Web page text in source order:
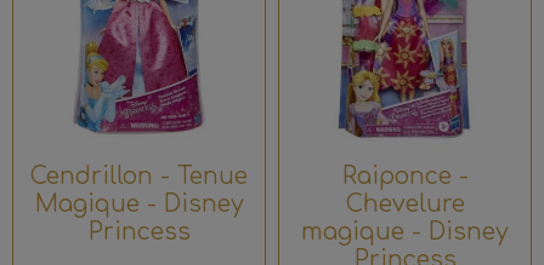
Cendrillon - Tenue
Magique - Disney
Princess
Raiponce -
Chevelure
magique - Disney
Princess